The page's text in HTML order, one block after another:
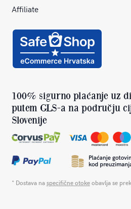
Affiliate
100% sigurno plaćanje uz
putem GLS-a na području
Slovenije
* Dostava naspecifične otokeobavlja se